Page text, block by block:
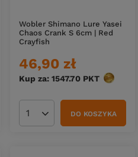
Wobler Shimano Lure Yasei
Chaos Crank S 6cm | Red
Crayfish
46,90 zł
Kup za: 1547.70 PKT punktów
Ilość produktówDO KOSZYKA